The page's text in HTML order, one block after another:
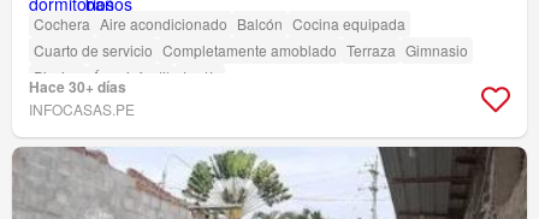
Cochera Aire acondicionado Balcón Cocina equipada
Cuarto de servicio Completamente amoblado Terraza Gimnasio
Piscina
Área infantil Jardín
Hace 30+ días
INFOCASAS.PE